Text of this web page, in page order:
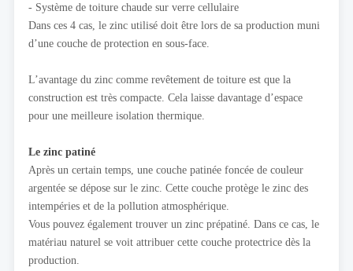
- Système de toiture chaude sur verre cellulaire
Dans ces 4 cas, le zinc utilisé doit être lors de sa production muni
d’une couche de protection en sous-face.
L’avantage du zinc comme revêtement de toiture est que la
construction est très compacte. Cela laisse davantage d’espace
pour une meilleure isolation thermique.
Le zinc patiné
Après un certain temps, une couche patinée foncée de couleur
argentée se dépose sur le zinc. Cette couche protège le zinc des
intempéries et de la pollution atmosphérique.
Vous pouvez également trouver un zinc prépatiné. Dans ce cas, le
matériau naturel se voit attribuer cette couche protectrice dès la
production.